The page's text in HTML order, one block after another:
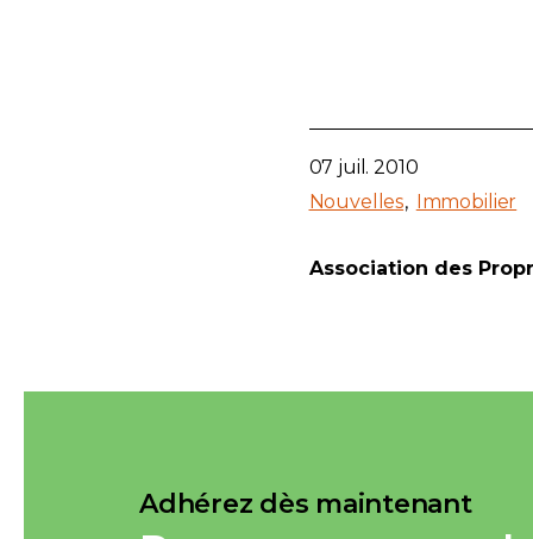
07 juil. 2010
Nouvelles
Immobilier
Association des
Adhérez dès maintenant